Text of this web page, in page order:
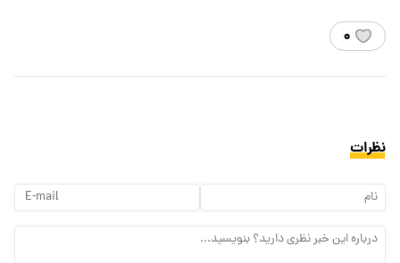
۰
نظرات